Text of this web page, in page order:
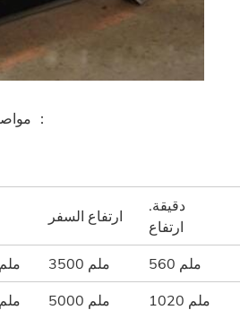
مواصفات رافعة مقصية شديدة التحمل ：
ارتفاع السفر
دقيقة.
ارتفاع
2000x1500 ملم 3500 ملم 560 ملم
2800x2000 ملم 5000 ملم 1020 ملم